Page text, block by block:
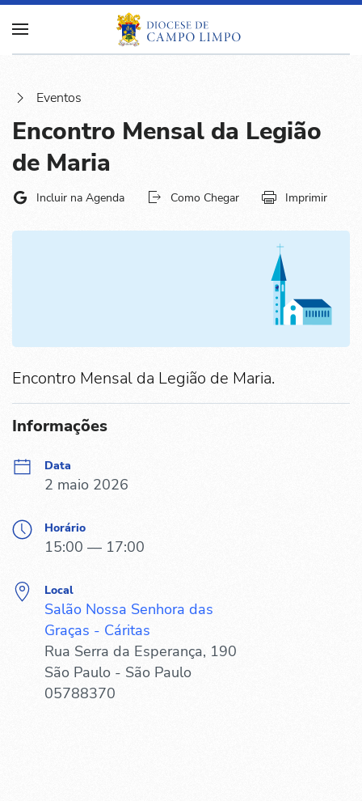
Eventos
Encontro Mensal da Legião
de Maria
Incluir na Agenda Como Chegar Imprimir
Encontro Mensal da Legião de Maria.
Informações
Data
2 maio 2026
Horário
15:00 — 17:00
Local
Salão Nossa Senhora das
Graças - Cáritas
Rua Serra da Esperança, 190
São Paulo - São Paulo
05788370